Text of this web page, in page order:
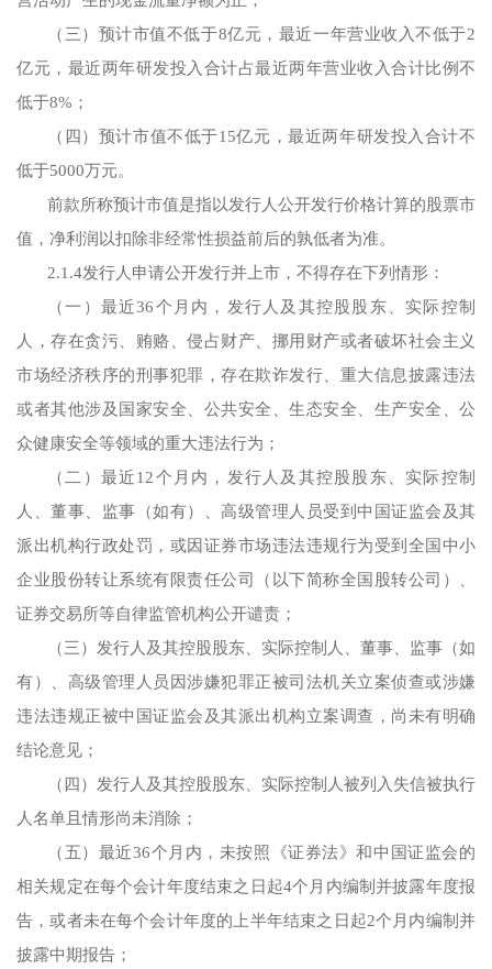
（三）预计市值不低于8亿元，最近一年营业收入不低于2
亿元，最近两年研发投入合计占最近两年营业收入合计比例不
低于8%；
（四）预计市值不低于15亿元，最近两年研发投入合计不
低于5000万元。
前款所称预计市值是指以发行人公开发行价格计算的股票市
值，净利润以扣除非经常性损益前后的孰低者为准。
2.1.4发行人申请公开发行并上市，不得存在下列情形：
（一）最近36个月内，发行人及其控股股东、实际控制
人，存在贪污、贿赂、侵占财产、挪用财产或者破坏社会主义
市场经济秩序的刑事犯罪，存在欺诈发行、重大信息披露违法
或者其他涉及国家安全、公共安全、生态安全、生产安全、公
众健康安全等领域的重大违法行为；
（二）最近12个月内，发行人及其控股股东、实际控制
人、董事、监事（如有）、高级管理人员受到中国证监会及其
派出机构行政处罚，或因证券市场违法违规行为受到全国中小
企业股份转让系统有限责任公司（以下简称全国股转公司）、
证券交易所等自律监管机构公开谴责；
（三）发行人及其控股股东、实际控制人、董事、监事（如
有）、高级管理人员因涉嫌犯罪正被司法机关立案侦查或涉嫌
违法违规正被中国证监会及其派出机构立案调查，尚未有明确
结论意见；
（四）发行人及其控股股东、实际控制人被列入失信被执行
人名单且情形尚未消除；
（五）最近36个月内，未按照《证券法》和中国证监会的
相关规定在每个会计年度结束之日起4个月内编制并披露年度报
告，或者未在每个会计年度的上半年结束之日起2个月内编制并
披露中期报告；